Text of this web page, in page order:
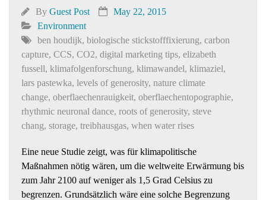
By Guest Post
May 22, 2015
Environment
ben houdijk, biologische stickstofffixierung, carbon
capture, CCS, CO2, digital marketing tips, elizabeth
fussell, klimafolgenforschung, klimawandel, klimaziel,
lars pastewka, levels of generosity, nature climate
change, oberflaechenrauigkeit, oberflaechentopographie,
rhythmic neuronal dance, roots of generosity, steve
chang, storage, treibhausgas, when water rises
Eine neue Studie zeigt, was für klimapolitische
Maßnahmen nötig wären, um die weltweite Erwärmung bis
zum Jahr 2100 auf weniger als 1,5 Grad Celsius zu
begrenzen. Grundsätzlich wäre eine solche Begrenzung